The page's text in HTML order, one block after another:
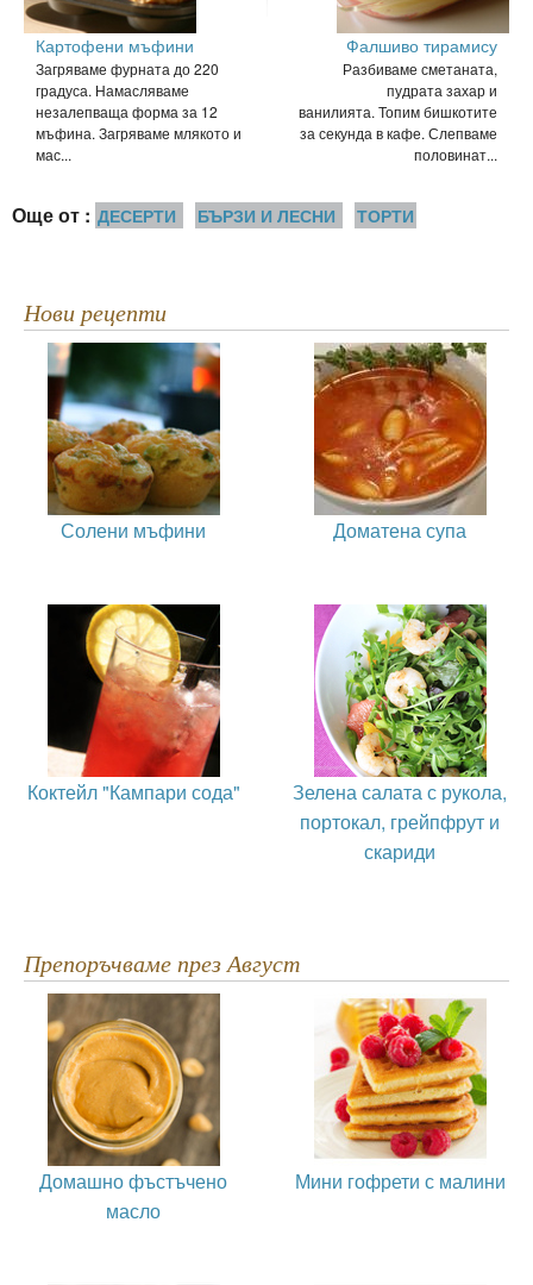
Картофени мъфини
Загряваме фурната до 220
градуса. Намасляваме
незалепваща форма за 12
мъфина. Загряваме млякото и
мас...
Фалшиво тирамису
Разбиваме сметаната,
пудрата захар и
ванилията. Топим бишкотите
за секунда в кафе. Слепваме
половинат...
Още от : ДЕСЕРТИ БЪРЗИ И ЛЕСНИ ТОРТИ
Нови рецепти
Солени мъфини Доматена супа
Коктейл "Кампари сода"
Зелена салата с рукола,
портокал, грейпфрут и
скариди
Препоръчваме през Август
Домашно фъстъчено
масло
Мини гофрети с малини